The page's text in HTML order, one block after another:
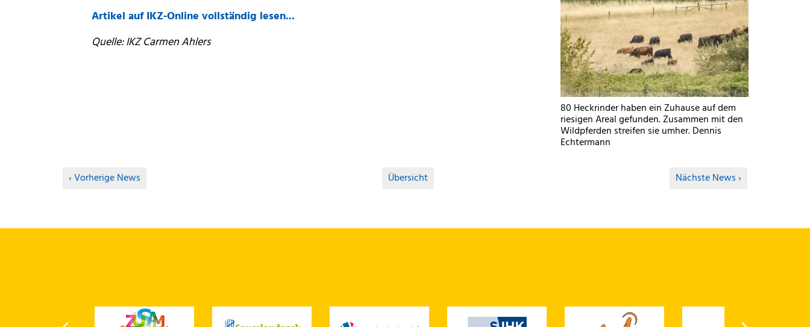
Artikel auf IKZ-Online vollständig lesen...
Quelle: IKZ Carmen Ahlers
80 Heckrinder haben ein Zuhause auf dem
riesigen Areal gefunden. Zusammen mit den
Wildpferden streifen sie umher. Dennis
Echtermann
Vorherige News Übersicht Nächste News